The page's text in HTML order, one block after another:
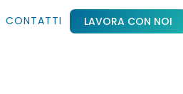
CONTATTI LAVORA CON NOI